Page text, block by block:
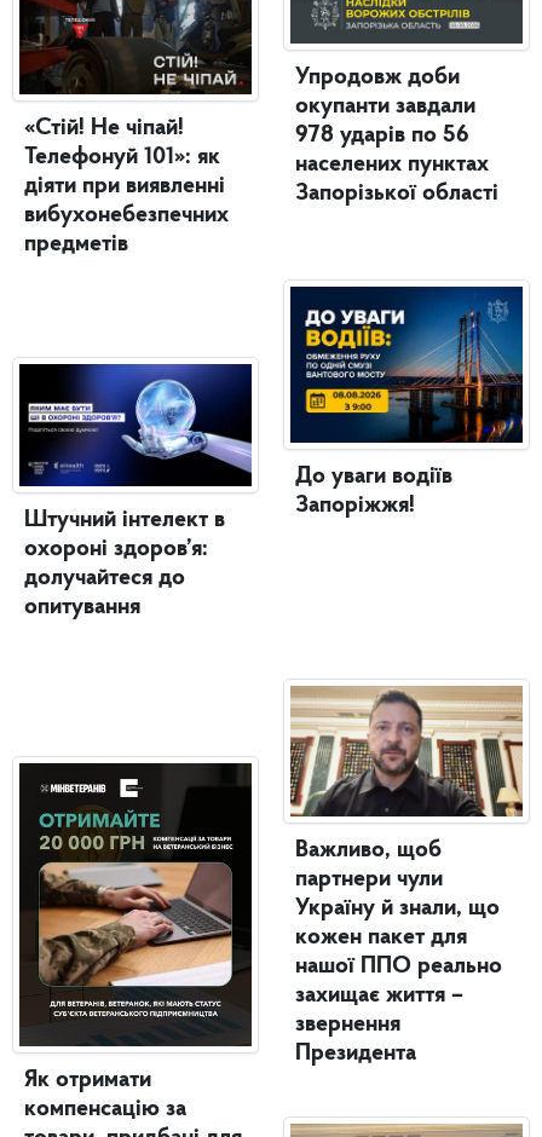
«Стій! Не чіпай!
Телефонуй 101»: як
діяти при виявленні
вибухонебезпечних
предметів
Штучний інтелект в
охороні здоров’я:
долучайтеся до
опитування
Як отримати
компенсацію за
Упродовж доби
окупанти завдали
978 ударів по 56
населених пунктах
Запорізької області
До уваги водіїв
Запоріжжя!
Важливо, щоб
партнери чули
Україну й знали, що
кожен пакет для
нашої ППО реально
захищає життя –
звернення
Президента